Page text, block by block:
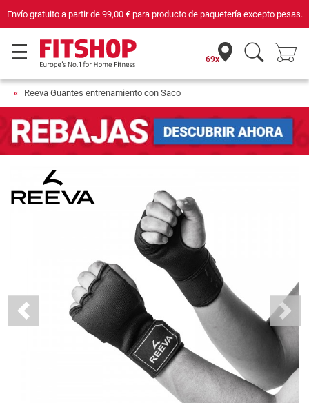
Envío gratuito a partir de 99,00 €para producto de paquetería excepto pesas.
69x
Reeva Guantes entrenamiento con Saco
Previous Next